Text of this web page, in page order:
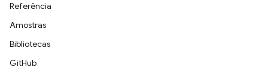
Referência
Amostras
Bibliotecas
GitHub